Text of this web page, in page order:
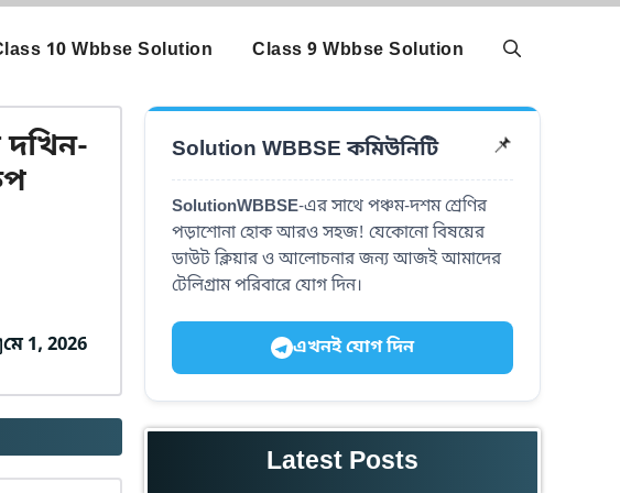
10 Wbbse Solution Class 9 Wbbse Solution
দখিন-
মে 1, 2026
Solution WBBSE কমিউনিটি 📌
SolutionWBBSE-এর সাথে পঞ্চম-দশম শ্রেণির
পড়াশোনা হোক আরও সহজ! যেকোনো বিষয়ের
ডাউট ক্লিয়ার ও আলোচনার জন্য আজই আমাদের
টেলিগ্রাম পরিবারে যোগ দিন।
এখনই যোগ দিন
Latest Posts